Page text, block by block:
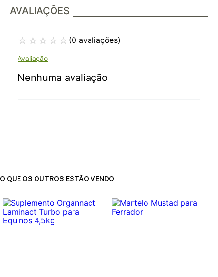
AVALIAÇÕES
☆ ☆ ☆ ☆ ☆ (0 avaliações)
Nenhuma avaliação
O QUE OS OUTROS ESTÃO VENDO